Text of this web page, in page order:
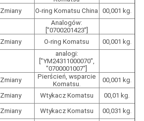
Zmiany O-ring Komatsu China
00,001 kg.
Analogów:
["0700201423"]
Zmiany O-ring Komatsu
00,001 kg.
analogi:
["YM24311000070",
"0700001007"]
Zmiany
Pierścień, wsparcie
Komatsu.
00,001 kg.
Zmiany Wtykacz Komatsu 00,01 kg.
Zmiany Wtykacz Komatsu
00,031 kg.